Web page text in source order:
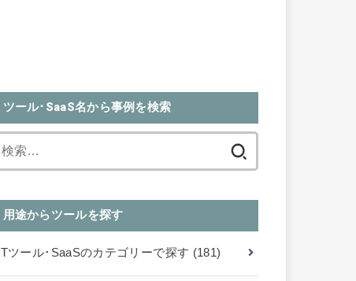
ツール･SaaS名から事例を検索
用途からツールを探す
ITツール･SaaSのカテゴリーで探す (181)